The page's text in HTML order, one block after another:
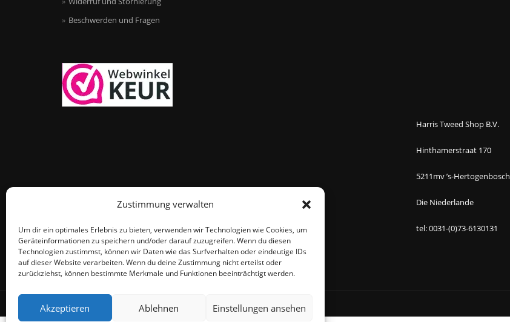
Zustimmung verwalten
Um dir ein optimales Erlebnis zu bieten, verwenden wir Technologien wie Cookies, um
Geräteinformationen zu speichern und/oder darauf zuzugreifen. Wenn du diesen
Technologien zustimmst, können wir Daten wie das Surfverhalten oder eindeutige IDs
auf dieser Website verarbeiten. Wenn du deine Zustimmung nicht erteilst oder
zurückziehst, können bestimmte Merkmale und Funktionen beeinträchtigt werden.
Akzeptieren Ablehnen Einstellungen ansehen
Beschwerden und Fragen
Harris Tweed Shop B.V.
Hinthamerstraat 170
5211mv ’s-Hertogenbosch
Die Niederlande
tel: 0031-(0)73-6130131
© THEMEISLE, ALL RIGHTS RESERVED